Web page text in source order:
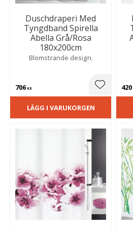
Duschdraperi Med
Tyngdband Spirella
Abella Grå/Rosa
180x200cm
Blomstrande design.
706 KR Lägg till
LÄGG I VARUKORGEN
420